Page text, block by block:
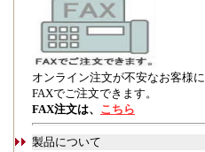
オンライン注文が不安なお客様に
FAXでご注文できます。
FAX注文は、 こちら
製品について